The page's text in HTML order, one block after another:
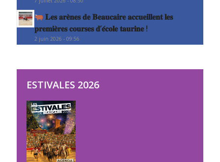
𝐋𝐞𝐬 𝐚𝐫𝐞̀𝐧𝐞𝐬 𝐝𝐞 𝐁𝐞𝐚𝐮𝐜𝐚𝐢𝐫𝐞 𝐚𝐜𝐜𝐮𝐞𝐢𝐥𝐥𝐞𝐧𝐭 𝐥𝐞𝐬
𝐩𝐫𝐞𝐦𝐢𝐞̀𝐫𝐞𝐬 𝐜𝐨𝐮𝐫𝐬𝐞𝐬 𝐝’𝐞́𝐜𝐨𝐥𝐞 𝐭𝐚𝐮𝐫𝐢𝐧𝐞 !
2 juin 2026 - 09:56
ESTIVALES 2026